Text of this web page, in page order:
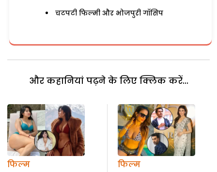
चटपटी फिल्मी और भोजपुरी गॉसिप
और कहानियां पढ़ने के लिए क्लिक करें...
फिल्म
फिल्म